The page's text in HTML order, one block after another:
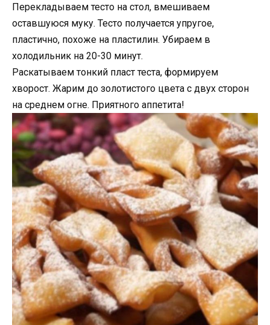
Перекладываем тесто на стол, вмешиваем
оставшуюся муку. Тесто получается упругое,
пластично, похоже на пластилин. Убираем в
холодильник на 20-30 минут.
Раскатываем тонкий пласт теста, формируем
хворост. Жарим до золотистого цвета с двух сторон
на среднем огне. Приятного аппетита!